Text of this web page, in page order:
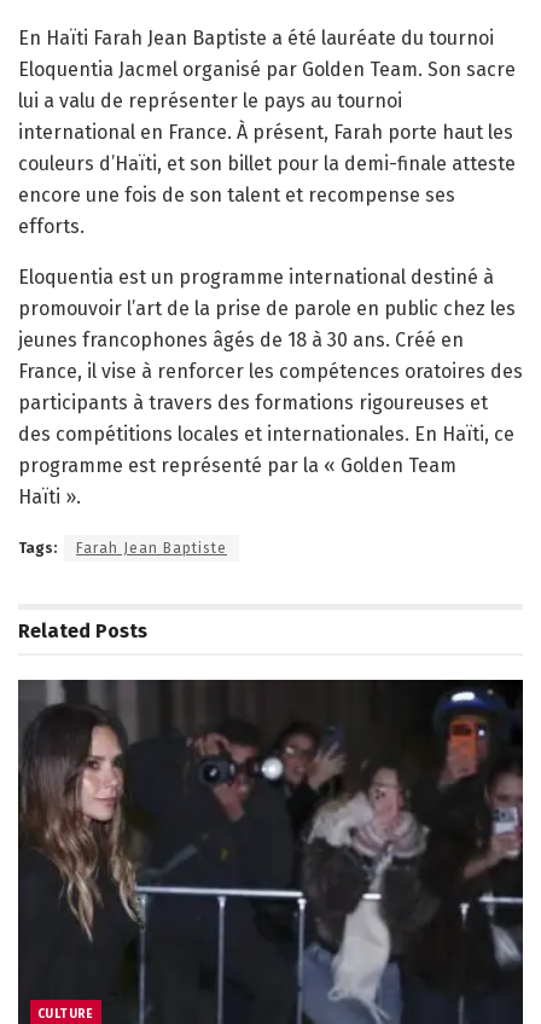
En Haïti Farah Jean Baptiste a été lauréate du tournoi
Eloquentia Jacmel organisé par Golden Team. Son sacre
lui a valu de représenter le pays au tournoi
international en France. À présent, Farah porte haut les
couleurs d’Haïti, et son billet pour la demi-finale atteste
encore une fois de son talent et recompense ses
efforts.
Eloquentia est un programme international destiné à
promouvoir l’art de la prise de parole en public chez les
jeunes francophones âgés de 18 à 30 ans. Créé en
France, il vise à renforcer les compétences oratoires des
participants à travers des formations rigoureuses et
des compétitions locales et internationales. En Haïti, ce
programme est représenté par la « Golden Team
Haïti ».
Tags: Farah Jean Baptiste
Related Posts
CULTURE